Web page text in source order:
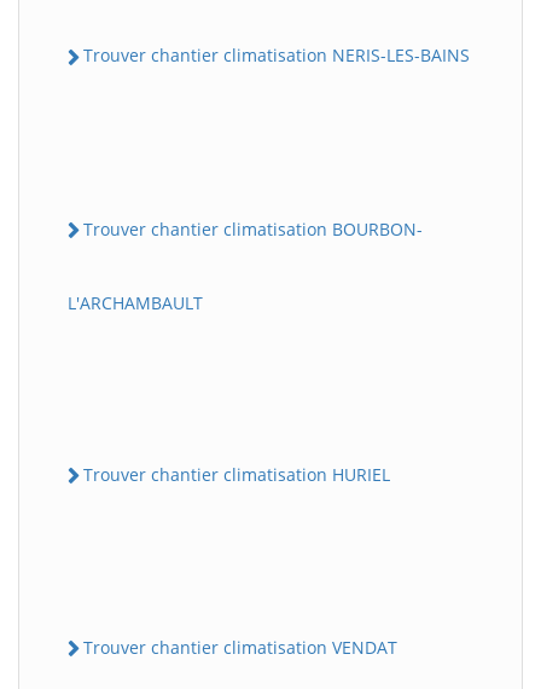
Trouver chantier climatisation NERIS-LES-BAINS
Trouver chantier climatisation BOURBON-
L'ARCHAMBAULT
Trouver chantier climatisation HURIEL
Trouver chantier climatisation VENDAT